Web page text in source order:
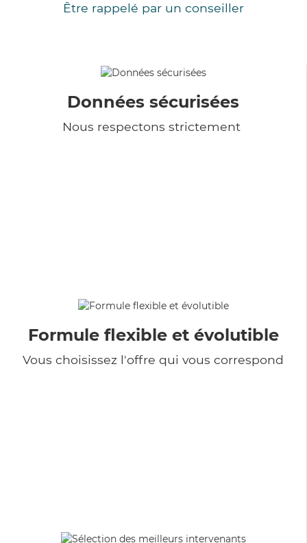
Être rappelé par un conseiller
Données sécurisées
Nous respectons strictement
Formule flexible et évolutible
Vous choisissez l'offre qui vous correspond